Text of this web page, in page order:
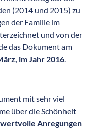
(2014 und 2015) zu
der Familie im
und von der
das Dokument am
im Jahr 2016.
mit sehr viel
über die Schönheit
wertvolle Anregungen